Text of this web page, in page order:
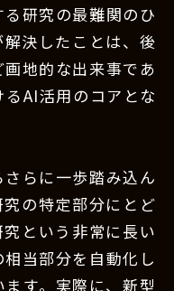
研究の最難関のひ
決したことは、後
地的な出来事であ
AI活用のコアとな
らに一歩踏み込ん
の特定部分にとど
という非常に長い
当部分を自動化し
す。実際に、新型